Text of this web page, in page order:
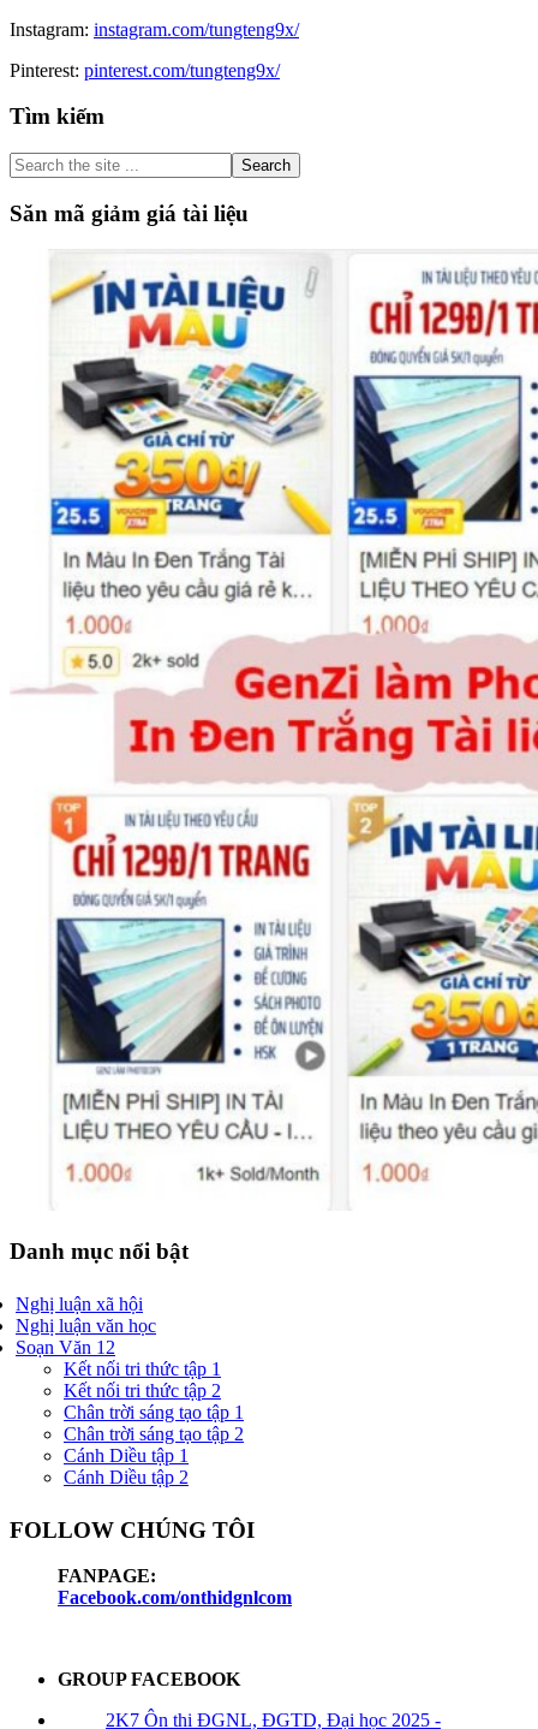
Instagram: instagram.com/tungteng9x/
Pinterest: pinterest.com/tungteng9x/
Primary
Sidebar
Tìm kiếm
Search
the
site
...
Săn mã giảm giá tài liệu
Danh mục nổi bật
Nghị luận xã hội
Nghị luận văn học
Soạn Văn 12
Kết nối tri thức tập 1
Kết nối tri thức tập 2
Chân trời sáng tạo tập 1
Chân trời sáng tạo tập 2
Cánh Diều tập 1
Cánh Diều tập 2
FOLLOW CHÚNG TÔI
FANPAGE:
Facebook.com/onthidgnlcom
GROUP FACEBOOK
2K7 Ôn thi ĐGNL, ĐGTD, Đại học 2025 -